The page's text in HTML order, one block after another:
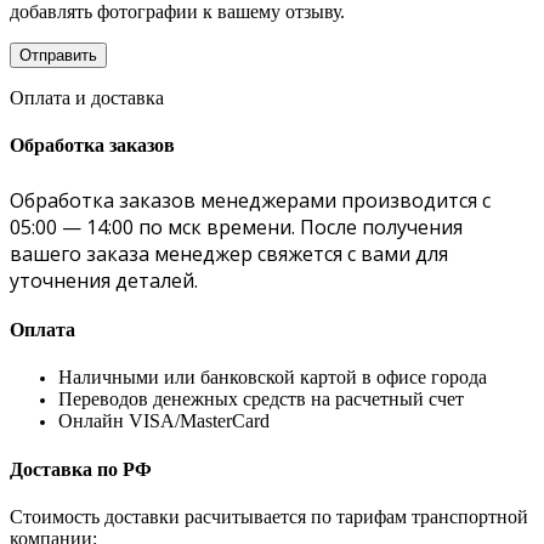
добавлять фотографии к вашему отзыву.
Оплата и доставка
Обработка заказов
Обработка заказов менеджерами производится с
05:00 — 14:00 по мск времени. После получения
вашего заказа менеджер свяжется с вами для
уточнения деталей.
Оплата
Наличными или банковской картой в офисе города
Переводов денежных средств на расчетный счет
Онлайн VISA/MasterCard
Доставка по РФ
Стоимость доставки расчитывается по тарифам транспортной
компании: